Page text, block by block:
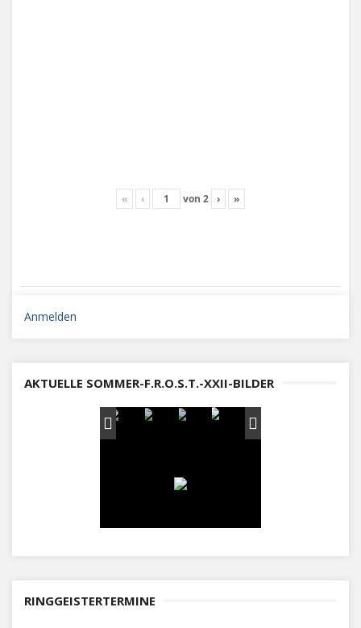
« ‹ von 2 › »
Anmelden
AKTUELLE SOMMER-F.R.O.S.T.-XXII-BILDER
RINGGEISTERTERMINE